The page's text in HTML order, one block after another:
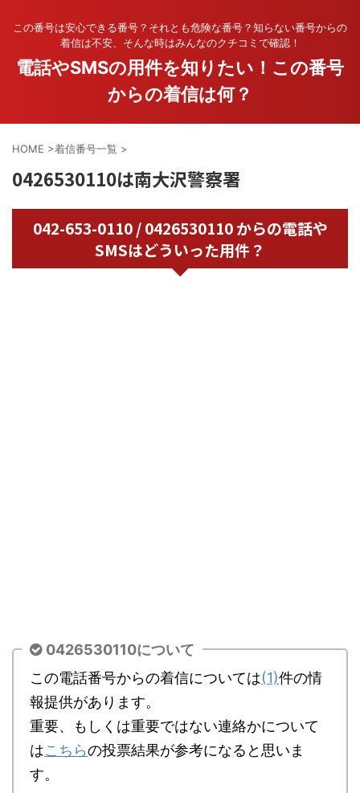
この番号は安心できる番号？それとも危険な番号？知らない番号からの
着信は不安、そんな時はみんなのクチコミで確認！
電話やSMSの用件を知りたい！この番号
からの着信は何？
HOME >着信番号一覧 >
0426530110は南大沢警察署
042-653-0110 / 0426530110 からの電話や
SMSはどういった用件？
0426530110について
この電話番号からの着信については(1)件の情
報提供があります。
重要、もしくは重要ではない連絡かについて
はこちらの投票結果が参考になると思いま
す。